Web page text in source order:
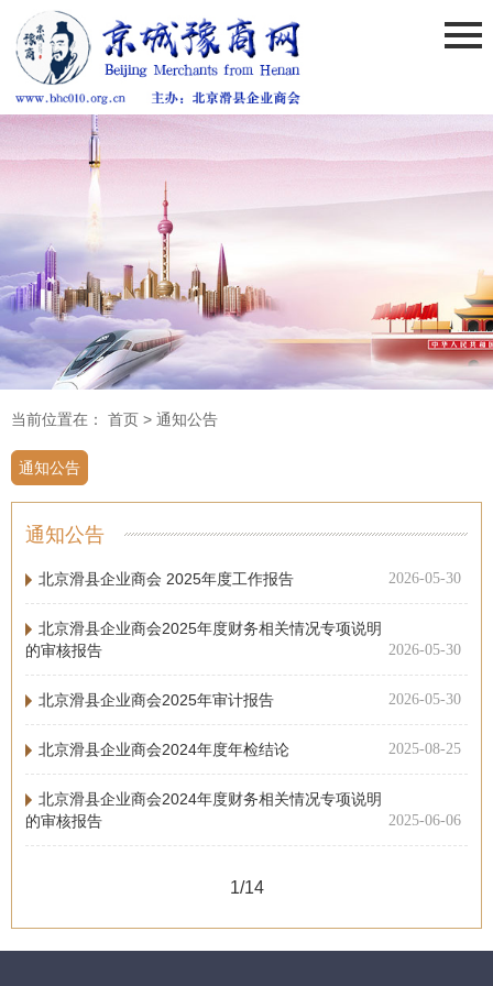
当前位置在： 首页 > 通知公告
通知公告
通知公告
北京滑县企业商会 2025年度工作报告 2026-05-30
北京滑县企业商会2025年度财务相关情况专项说明
的审核报告
2026-05-30
北京滑县企业商会2025年审计报告 2026-05-30
北京滑县企业商会2024年度年检结论 2025-08-25
北京滑县企业商会2024年度财务相关情况专项说明
的审核报告
2025-06-06
1/14